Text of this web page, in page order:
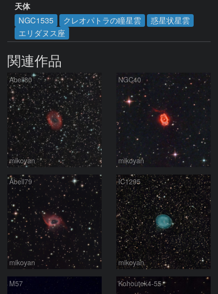
天体
NGC1535
クレオパトラの瞳星雲
惑星状星雲
エリダヌス座
関連作品
Abell80
mikoyan
NGC40
mikoyan
Abell79
mikoyan
IC1295
mikoyan
M57 Kohoutek4-55